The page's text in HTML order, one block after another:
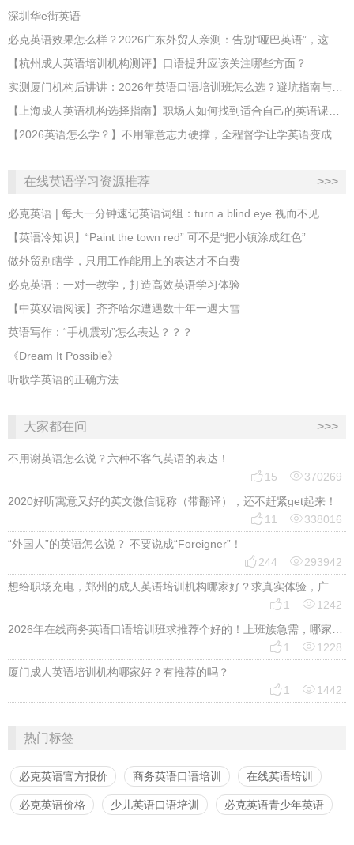
深圳华e街英语
必克英语效果怎么样？2026广东外贸人亲测：告别“哑巴英语”，这才是成年人最高效的自救指南！
【杭州成人英语培训机构测评】口语提升应该关注哪些方面？
实测厦门机构后讲讲：2026年英语口语培训班怎么选？避坑指南与高效学习新范式
【上海成人英语机构选择指南】职场人如何找到适合自己的英语课程？
【2026英语怎么学？】不用靠意志力硬撑，全程督学让学英语变成日常习惯
在线英语学习资源推荐 >>>
必克英语 | 每天一分钟速记英语词组：turn a blind eye 视而不见
​【英语冷知识】“Paint the town red” 可不是“把小镇涂成红色”
做外贸别瞎学，只用工作能用上的表达才不白费
必克英语：一对一教学，打造高效英语学习体验
【中英双语阅读】齐齐哈尔遭遇数十年一遇大雪
英语写作：“手机震动”怎么表达？？？
《Dream It Possible》
听歌学英语的正确方法
大家都在问 >>>
不用谢英语怎么说？六种不客气英语的表达！
 15 370269
2020好听寓意又好的英文微信昵称（带翻译），还不赶紧get起来！
 11 338016
“外国人”的英语怎么说？ 不要说成“Foreigner”！
 244 293942
想给职场充电，郑州的成人英语培训机构哪家好？求真实体验，广告勿扰，感谢！
 1 1242
2026年在线商务英语口语培训班求推荐个好的！上班族急需，哪家好？
 1 1228
厦门成人英语培训机构哪家好？有推荐的吗？
 1 1442
热门标签
必克英语官方报价 商务英语口语培训 在线英语培训
必克英语价格 少儿英语口语培训 必克英语青少年英语